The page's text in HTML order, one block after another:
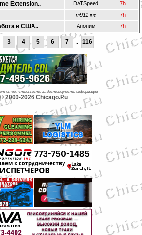
Extension.. DATSpeed 7h
m911 inc 7h
в США.. Аноним 7h
3 4 5 6 7 ... 116
ответственности за достоверность информации
© 2000-2026 Chicago.Ru